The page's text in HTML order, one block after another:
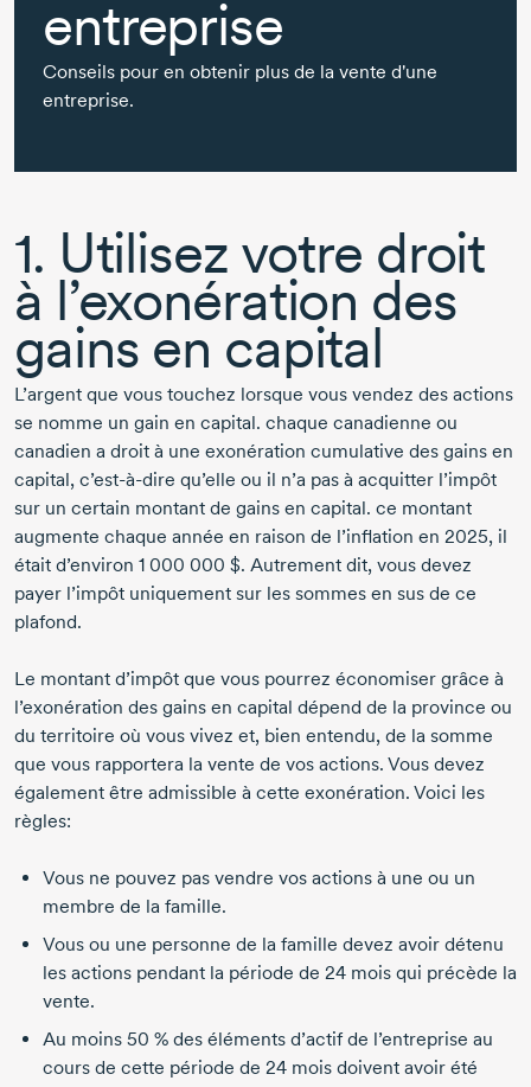
entreprise
Conseils pour en obtenir plus de la vente d'une
entreprise.
1. Utilisez votre droit
à l’exonération des
gains en capital
L’argent que vous touchez lorsque vous vendez des actions
se nomme un gain en capital. chaque canadienne ou
canadien a droit à une exonération cumulative des gains en
capital, c’est-à-dire qu’elle ou il n’a pas à acquitter l’impôt
sur un certain montant de gains en capital. ce montant
augmente chaque année en raison de l’inflation en 2025, il
était d’environ 1 000 000 $. Autrement dit, vous devez
payer l’impôt uniquement sur les sommes en sus de ce
plafond.
Le montant d’impôt que vous pourrez économiser grâce à
l’exonération des gains en capital dépend de la province ou
du territoire où vous vivez et, bien entendu, de la somme
que vous rapportera la vente de vos actions. Vous devez
également être admissible à cette exonération. Voici les
règles:
Vous ne pouvez pas vendre vos actions à une ou un
membre de la famille.
Vous ou une personne de la famille devez avoir détenu
les actions pendant la période de 24 mois qui précède la
vente.
Au moins 50 % des éléments d’actif de l’entreprise au
cours de cette période de 24 mois doivent avoir été